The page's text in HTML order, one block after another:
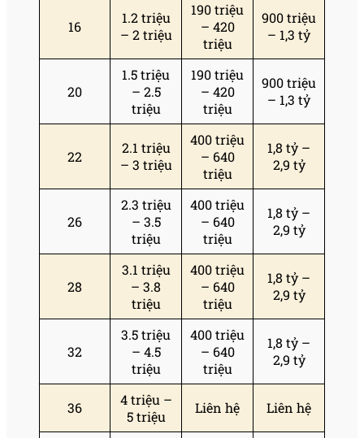
16
1.2 triệu
– 2 triệu
190 triệu
– 420
triệu
900 triệu
– 1,3 tỷ
20
1.5 triệu
– 2.5
triệu
190 triệu
– 420
triệu
900 triệu
– 1,3 tỷ
22
2.1 triệu
– 3 triệu
400 triệu
– 640
triệu
1,8 tỷ –
2,9 tỷ
26
2.3 triệu
– 3.5
triệu
400 triệu
– 640
triệu
1,8 tỷ –
2,9 tỷ
28
3.1 triệu
– 3.8
triệu
400 triệu
– 640
triệu
1,8 tỷ –
2,9 tỷ
32
3.5 triệu
– 4.5
triệu
400 triệu
– 640
triệu
1,8 tỷ –
2,9 tỷ
36
4 triệu –
5 triệu
Liên hệ Liên hệ